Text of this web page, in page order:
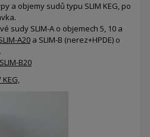
a objemy sudů typu SLIM KEG, po
sudy SLIM-A o objemech 5, 10 a
A20 a SLIM-B (nerez+HPDE) o
SLIM-B20
KEG,